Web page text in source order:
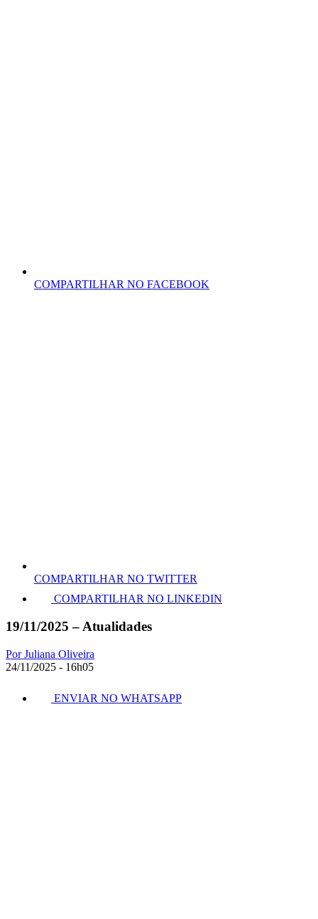
COMPARTILHAR NO FACEBOOK
COMPARTILHAR NO TWITTER
COMPARTILHAR NO LINKEDIN
19/11/2025 – Atualidades
Por Juliana Oliveira
24/11/2025 - 16h05
ENVIAR NO WHATSAPP